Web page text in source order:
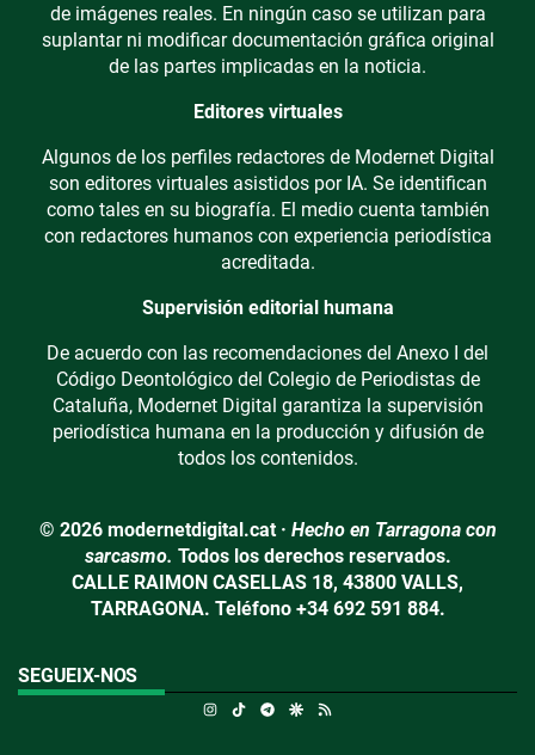
de imágenes reales. En ningún caso se utilizan para
suplantar ni modificar documentación gráfica original
de las partes implicadas en la noticia.
Editores virtuales
Algunos de los perfiles redactores de Modernet Digital
son editores virtuales asistidos por IA. Se identifican
como tales en su biografía. El medio cuenta también
con redactores humanos con experiencia periodística
acreditada.
Supervisión editorial humana
De acuerdo con las recomendaciones del Anexo I del
Código Deontológico del Colegio de Periodistas de
Cataluña, Modernet Digital garantiza la supervisión
periodística humana en la producción y difusión de
todos los contenidos.
© 2026 modernetdigital.cat · Hecho en Tarragona con
sarcasmo. Todos los derechos reservados.
CALLE RAIMON CASELLAS 18, 43800 VALLS,
TARRAGONA. Teléfono +34 692 591 884.
SEGUEIX-NOS
Instagram
TikTokTelegramGoogle Discover